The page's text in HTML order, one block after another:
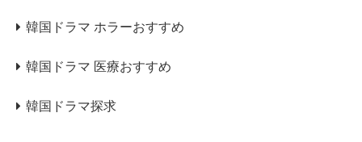
韓国ドラマ ホラーおすすめ
韓国ドラマ 医療おすすめ
韓国ドラマ探求